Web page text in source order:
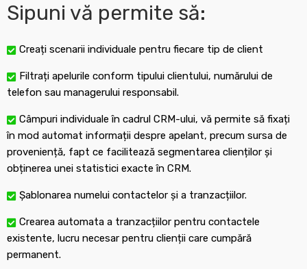
Sipuni vă permite să:
Creați scenarii individuale pentru fiecare tip de client
Filtrați apelurile conform tipului clientului, numărului de
telefon sau managerului responsabil.
Câmpuri individuale în cadrul CRM-ului, vă permite să fixați
în mod automat informații despre apelant, precum sursa de
proveniență, fapt ce facilitează segmentarea clienților și
obținerea unei statistici exacte în CRM.
Șablonarea numelui contactelor și a tranzacțiilor.
Crearea automata a tranzacțiilor pentru contactele
existente, lucru necesar pentru clienții care cumpără
permanent.